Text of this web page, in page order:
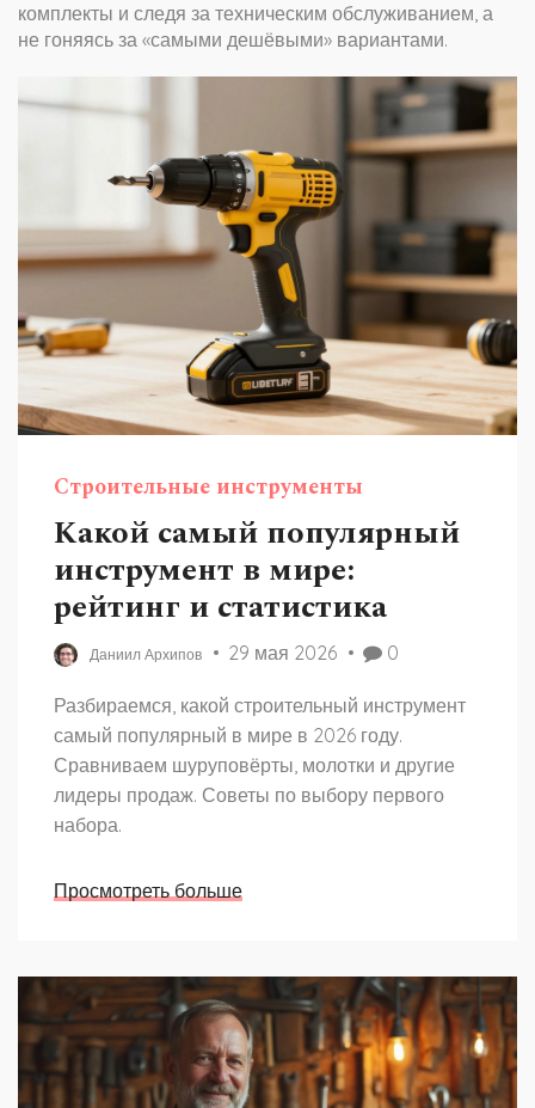
комплекты и следя за техническим обслуживанием, а
не гоняясь за «самыми дешёвыми» вариантами.
Строительные инструменты
Какой самый популярный
инструмент в мире:
рейтинг и статистика
Даниил Архипов 29 мая 2026 0
Разбираемся, какой строительный инструмент
самый популярный в мире в 2026 году.
Сравниваем шуруповёрты, молотки и другие
лидеры продаж. Советы по выбору первого
набора.
Просмотреть больше